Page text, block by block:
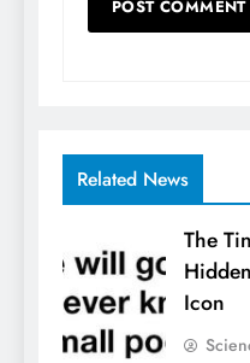
Related News
The
Icon